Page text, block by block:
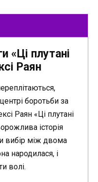
«Ці плутані
Раян
боротьби за
Раян «Ці плутані
історія
вибір між двома
народилася, і
волі.